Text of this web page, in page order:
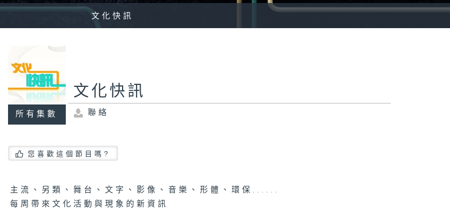
文化快訊
所有集數
文化快訊
聯絡
您喜歡這個節目嗎?
主流、另類、舞台、文字、影像、音樂、形體、環保......
每周帶來文化活動與現象的新資訊